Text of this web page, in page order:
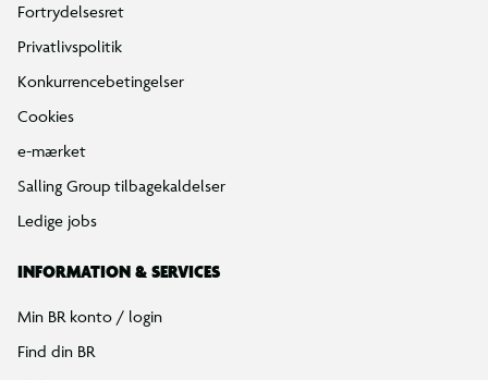
Fortrydelsesret
Privatlivspolitik
Konkurrencebetingelser
Cookies
e-mærket
Salling Group tilbagekaldelser
Ledige jobs
INFORMATION & SERVICES
Min BR konto / login
Find din BR